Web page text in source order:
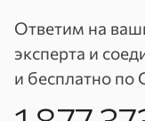
— Избавление
— Улучшение
Ответим на
эксперта и
и бесплатно